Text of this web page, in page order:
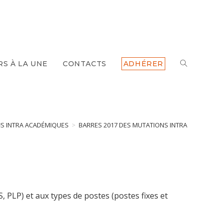
À LA UNE CONTACTS ADHÉRER TOGGLE
SEARCH
INTRA ACADÉMIQUES > BARRES 2017 DES MUTATIONS INTRA
PLP) et aux types de postes (postes fixes et